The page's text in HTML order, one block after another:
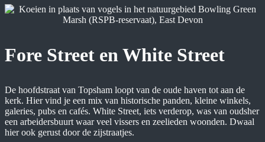
Fore Street en White Street
De hoofdstraat van Topsham loopt van de oude haven tot aan de
kerk. Hier vind je een mix van historische panden, kleine winkels,
galeries, pubs en cafés. White Street, iets verderop, was van oudsher
een arbeidersbuurt waar veel vissers en zeelieden woonden. Dwaal
hier ook gerust door de zijstraatjes.